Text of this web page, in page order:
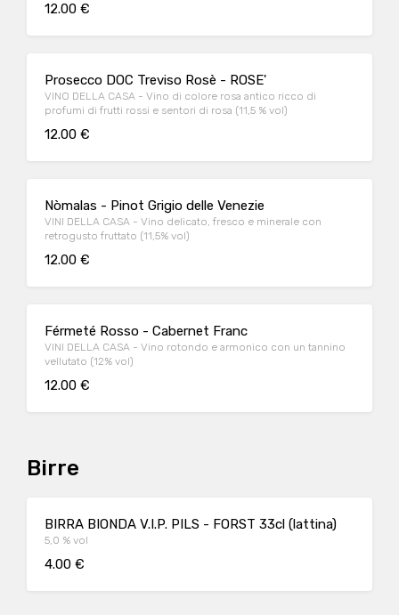
12.00 €
Prosecco DOC Treviso Rosè - ROSE'
VINO DELLA CASA - Vino di colore rosa antico ricco di
profumi di frutti rossi e sentori di rosa (11,5 % vol)
12.00 €
Nòmalas - Pinot Grigio delle Venezie
VINI DELLA CASA - Vino delicato, fresco e minerale con
retrogusto fruttato (11,5% vol)
12.00 €
Férmeté Rosso - Cabernet Franc
VINI DELLA CASA - Vino rotondo e armonico con un tannino
vellutato (12% vol)
12.00 €
Birre
BIRRA BIONDA V.I.P. PILS - FORST 33cl (lattina)
5,0 % vol
4.00 €